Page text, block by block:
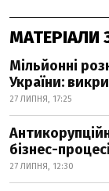
Мільйонні
України:
27 ЛИПНЯ, 17:25
бізнес-
27 ЛИПНЯ, 12:30